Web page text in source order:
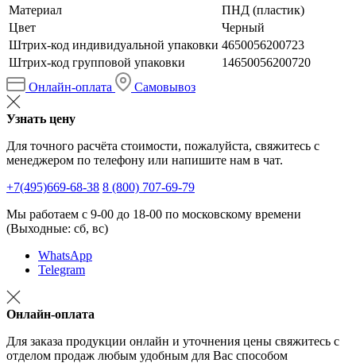
Материал
ПНД (пластик)
Цвет
Черный
Штрих-код индивидуальной упаковки 4650056200723
Штрих-код групповой упаковки
14650056200720
Онлайн-оплата
Самовывоз
Узнать цену
Для точного расчёта стоимости, пожалуйста, свяжитесь с
менеджером по телефону или напишите нам в чат.
+7(495)669-68-38 8 (800) 707-69-79
Мы работаем с 9-00 до 18-00 по московскому времени
(Выходные: сб, вс)
WhatsApp
Telegram
Онлайн-оплата
Для заказа продукции онлайн и уточнения цены свяжитесь с
отделом продаж любым удобным для Вас способом